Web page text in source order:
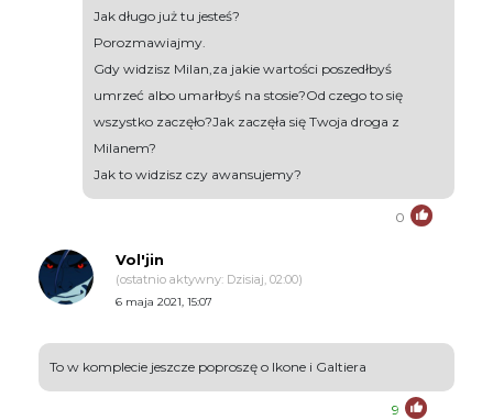
Jak długo już tu jesteś?
Porozmawiajmy.
Gdy widzisz Milan,za jakie wartości poszedłbyś
umrzeć albo umarłbyś na stosie?Od czego to się
wszystko zaczęło?Jak zaczęła się Twoja droga z
Milanem?
Jak to widzisz czy awansujemy?
0
Vol'jin
(ostatnio aktywny: Dzisiaj, 02:00)
6 maja 2021, 15:07
To w komplecie jeszcze poproszę o Ikone i Galtiera
9